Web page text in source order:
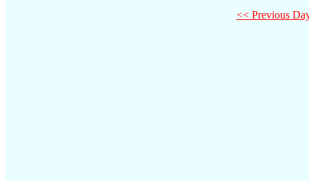
<< Previous